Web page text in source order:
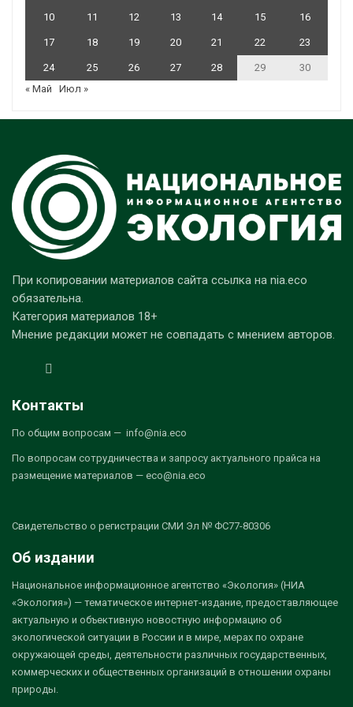
10 11 12 13 14 15 16
17 18 19 20 21 22 23
24 25 26 27 28 29
30
« Май
Июл »
При копировании материалов сайта ссылка на nia.eco
обязательна.
Категория материалов 18+
Мнение редакции может не совпадать с мнением авторов.
Контакты
По общим вопросам — info@nia.eco
По вопросам сотрудничества и запросу актуального прайса на
размещение материалов — eco@nia.eco
Свидетельство о регистрации СМИ Эл № ФС77-80306
Об издании
Национальное информационное агентство «Экология» (НИА
«Экология») — тематическое интернет-издание, предоставляющее
актуальную и объективную новостную информацию об
экологической ситуации в России и в мире, мерах по охране
окружающей среды, деятельности различных государственных,
коммерческих и общественных организаций в отношении охраны
природы.